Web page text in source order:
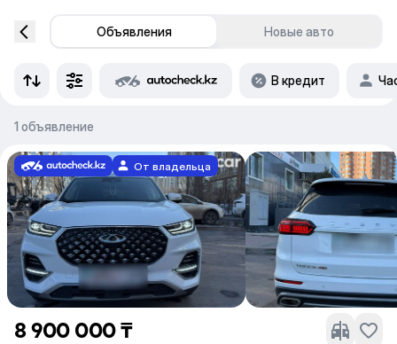
Объявления Новые авто
В кредит
1 объявление
От владельца
8 900 000 ₸